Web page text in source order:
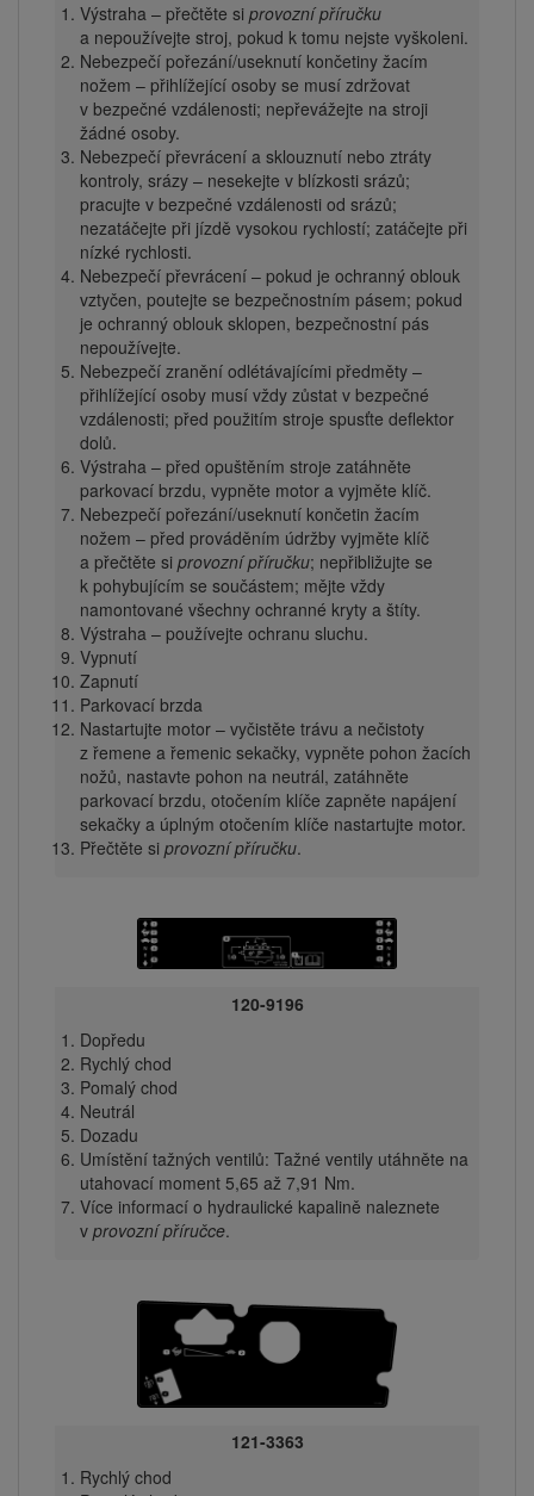
Výstraha – přečtěte si provozní příručku
a nepoužívejte stroj, pokud k tomu nejste vyškoleni.
Nebezpečí pořezání/useknutí končetiny žacím
nožem – přihlížející osoby se musí zdržovat
v bezpečné vzdálenosti; nepřevážejte na stroji
žádné osoby.
Nebezpečí převrácení a sklouznutí nebo ztráty
kontroly, srázy – nesekejte v blízkosti srázů;
pracujte v bezpečné vzdálenosti od srázů;
nezatáčejte při jízdě vysokou rychlostí; zatáčejte při
nízké rychlosti.
Nebezpečí převrácení – pokud je ochranný oblouk
vztyčen, poutejte se bezpečnostním pásem; pokud
je ochranný oblouk sklopen, bezpečnostní pás
nepoužívejte.
Nebezpečí zranění odlétávajícími předměty –
přihlížející osoby musí vždy zůstat v bezpečné
vzdálenosti; před použitím stroje spusťte deflektor
dolů.
Výstraha – před opuštěním stroje zatáhněte
parkovací brzdu, vypněte motor a vyjměte klíč.
Nebezpečí pořezání/useknutí končetin žacím
nožem – před prováděním údržby vyjměte klíč
a přečtěte si provozní příručku; nepřibližujte se
k pohybujícím se součástem; mějte vždy
namontované všechny ochranné kryty a štíty.
Výstraha – používejte ochranu sluchu.
Vypnutí
Zapnutí
Parkovací brzda
Nastartujte motor – vyčistěte trávu a nečistoty
z řemene a řemenic sekačky, vypněte pohon žacích
nožů, nastavte pohon na neutrál, zatáhněte
parkovací brzdu, otočením klíče zapněte napájení
sekačky a úplným otočením klíče nastartujte motor.
Přečtěte si provozní příručku.
120-9196
Dopředu
Rychlý chod
Pomalý chod
Neutrál
Dozadu
Umístění tažných ventilů: Tažné ventily utáhněte na
utahovací moment 5,65 až 7,91 Nm.
Více informací o hydraulické kapalině naleznete
v provozní příručce.
121-3363
Rychlý chod